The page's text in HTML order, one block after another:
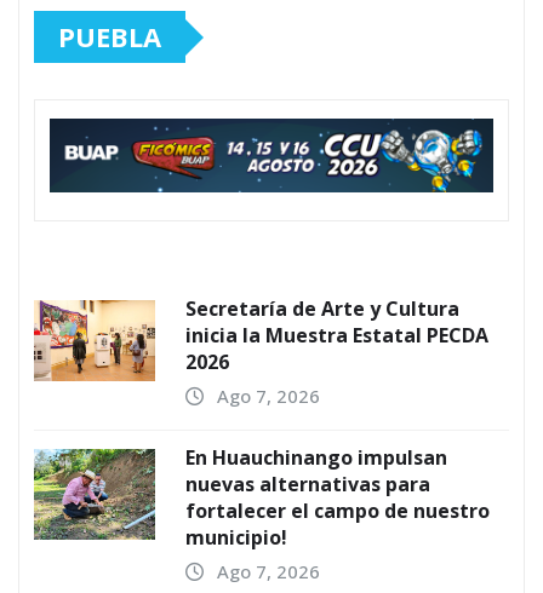
PUEBLA
Secretaría de Arte y Cultura
inicia la Muestra Estatal PECDA
2026
Ago 7, 2026
En Huauchinango impulsan
nuevas alternativas para
fortalecer el campo de nuestro
municipio!
Ago 7, 2026